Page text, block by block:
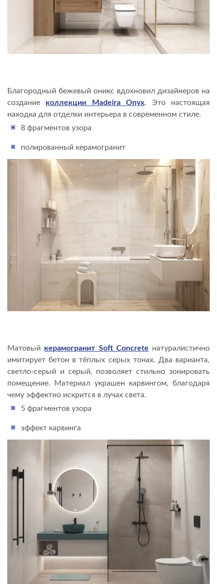
Благородный бежевый оникс вдохновил дизайнеров на
создание коллекции Madeira Onyx. Это настоящая
находка для отделки интерьера в современном стиле.
8 фрагментов узора
полированный керамогранит
Матовый керамогранит Soft Concrete натуралистично
имитирует бетон в тёплых серых тонах. Два варианта,
светло-серый и серый, позволяет стильно зонировать
помещение. Материал украшен карвингом, благодаря
чему эффектно искрится в лучах света.
5 фрагментов узора
эффект карвинга